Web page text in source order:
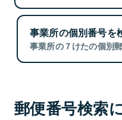
事業所の個別番号を
事業所の７けたの個別
郵便番号検索